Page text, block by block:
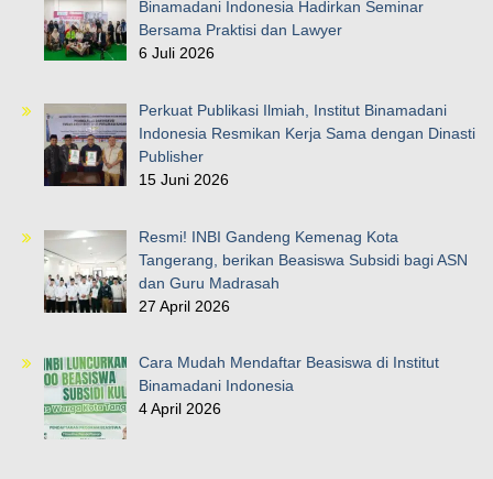
Binamadani Indonesia Hadirkan Seminar
Bersama Praktisi dan Lawyer
6 Juli 2026
Perkuat Publikasi Ilmiah, Institut Binamadani
Indonesia Resmikan Kerja Sama dengan Dinasti
Publisher
15 Juni 2026
Resmi! INBI Gandeng Kemenag Kota
Tangerang, berikan Beasiswa Subsidi bagi ASN
dan Guru Madrasah
27 April 2026
Cara Mudah Mendaftar Beasiswa di Institut
Binamadani Indonesia
4 April 2026